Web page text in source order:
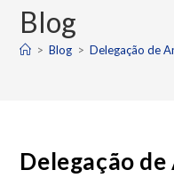
Blog
> Blog > Delegação de
Delegação